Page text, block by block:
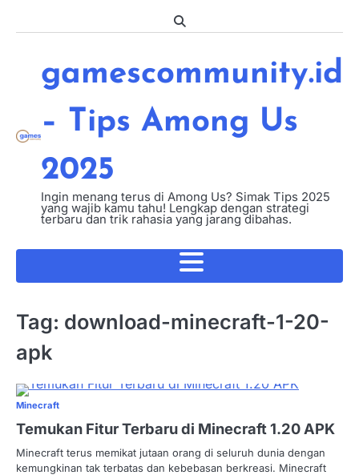
gamescommunity.id
– Tips Among Us
2025
Ingin menang terus di Among Us? Simak Tips 2025
yang wajib kamu tahu! Lengkap dengan strategi
terbaru dan trik rahasia yang jarang dibahas.
Tag: download-minecraft-1-20-
apk
Minecraft
Temukan Fitur Terbaru di Minecraft 1.20 APK
Minecraft terus memikat jutaan orang di seluruh dunia dengan
kemungkinan tak terbatas dan kebebasan berkreasi. Minecraft